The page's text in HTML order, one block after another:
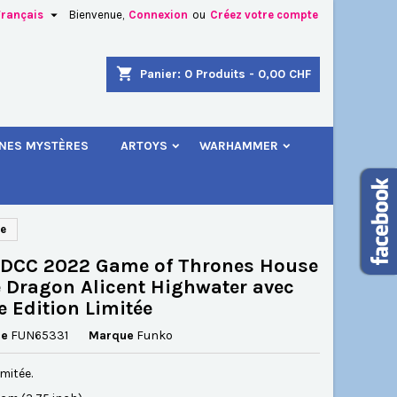
Bienvenue, Connexion ou Créez votre compte

shopping_cart Panier: 0 Produits - 0,00 CHF
MYSTÈRES ARTOYS WARHAMMER
2022 Game of Thrones House
Dragon Alicent Highwater avec
Edition Limitée
FUN65331 Marque Funko